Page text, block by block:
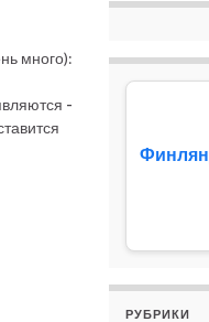
много):
-
РУБРИКИ